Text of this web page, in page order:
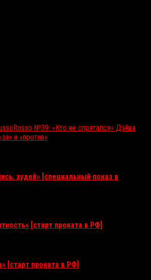
№39: «Кто не спрятался» Дэйва
и «против»
худей» [специальный показ в
[старт проката в РФ]
[старт проката в РФ]